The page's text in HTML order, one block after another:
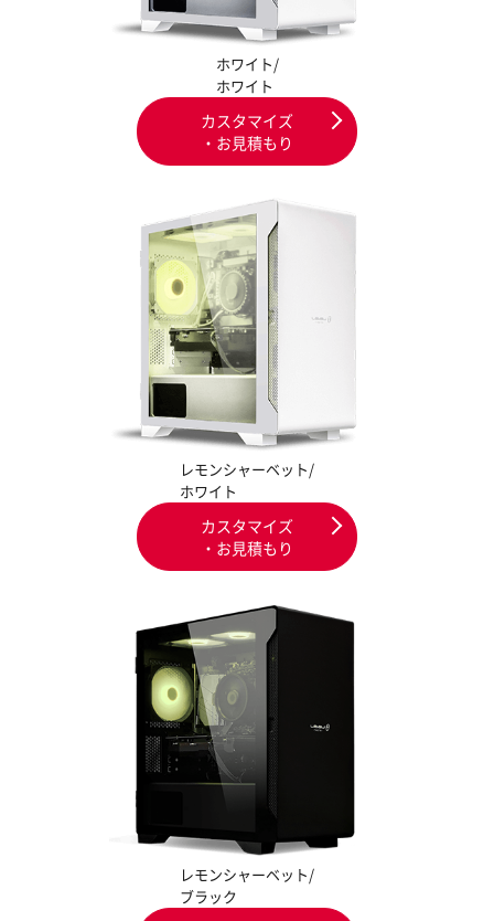
ホワイト/
ホワイト
カスタマイズ
・お見積もり
レモンシャーベット/
ホワイト
カスタマイズ
・お見積もり
レモンシャーベット/
ブラック